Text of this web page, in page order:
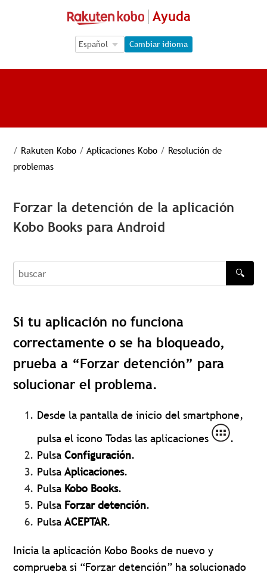
Ayuda
Language Selection
Language Selection
Cambiar idioma
/ Rakuten Kobo / Aplicaciones Kobo / Resolución de
problemas
Forzar la detención de la aplicación
Kobo Books para Android
buscar
🔍
Si tu aplicación no funciona
correctamente o se ha bloqueado,
prueba a “Forzar detención” para
solucionar el problema.
Desde la pantalla de inicio del smartphone,
pulsa el icono Todas las aplicaciones
.
PulsaConfiguración.
PulsaAplicaciones.
Pulsa Kobo Books.
Pulsa Forzar detención.
PulsaACEPTAR.
Inicia la aplicación Kobo Books de nuevo y
comprueba si “Forzar detención” ha solucionado